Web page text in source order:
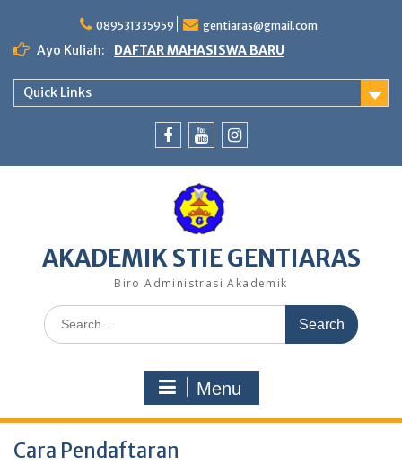
content
089531335959 gentiaras@gmail.com
Ayo Kuliah: DAFTAR MAHASISWA BARU
Quick Links
AKADEMIK STIE GENTIARAS
Biro Administrasi Akademik
Search
for:
Menu
Cara Pendaftaran